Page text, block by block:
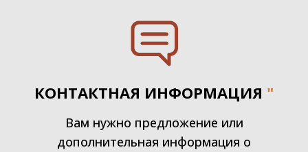
КОНТАКТНАЯ ИНФОРМАЦИЯ "
Вам нужно предложение или
дополнительная информация о